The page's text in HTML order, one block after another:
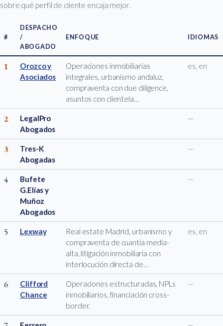
sobre qué perfil de cliente encaja mejor.
#
DESPACHO
/
ABOGADO
ENFOQUE IDIOMAS
1
Orozco y
Asociados
Operaciones inmobiliarias
integrales, urbanismo andaluz,
compraventa con due diligence,
asuntos con clientela…
es, en
2
LegalPro
Abogados
—
3
Tres-K
Abogadas
—
4
Bufete
G.Elías y
Muñoz
Abogados
—
5 Lexway
Real estate Madrid, urbanismo y
compraventa de cuantía media-
alta, litigación inmobiliaria con
interlocución directa de…
es, en
6
Clifford
Chance
Operaciones estructuradas, NPLs
inmobiliarios, financiación cross-
border.
—